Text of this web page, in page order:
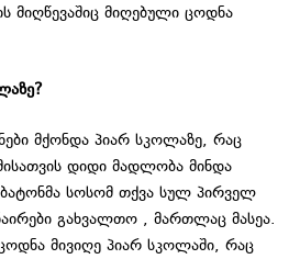
მიღწევაშიც მიღებული ცოდნა
მქონდა პიარ სკოლაზე, რაც
დიდი მადლობა მინდა
სოსომ თქვა სულ პირველ
გახვალთო , მართლაც მასეა.
მივიღე პიარ სკოლაში, რაც